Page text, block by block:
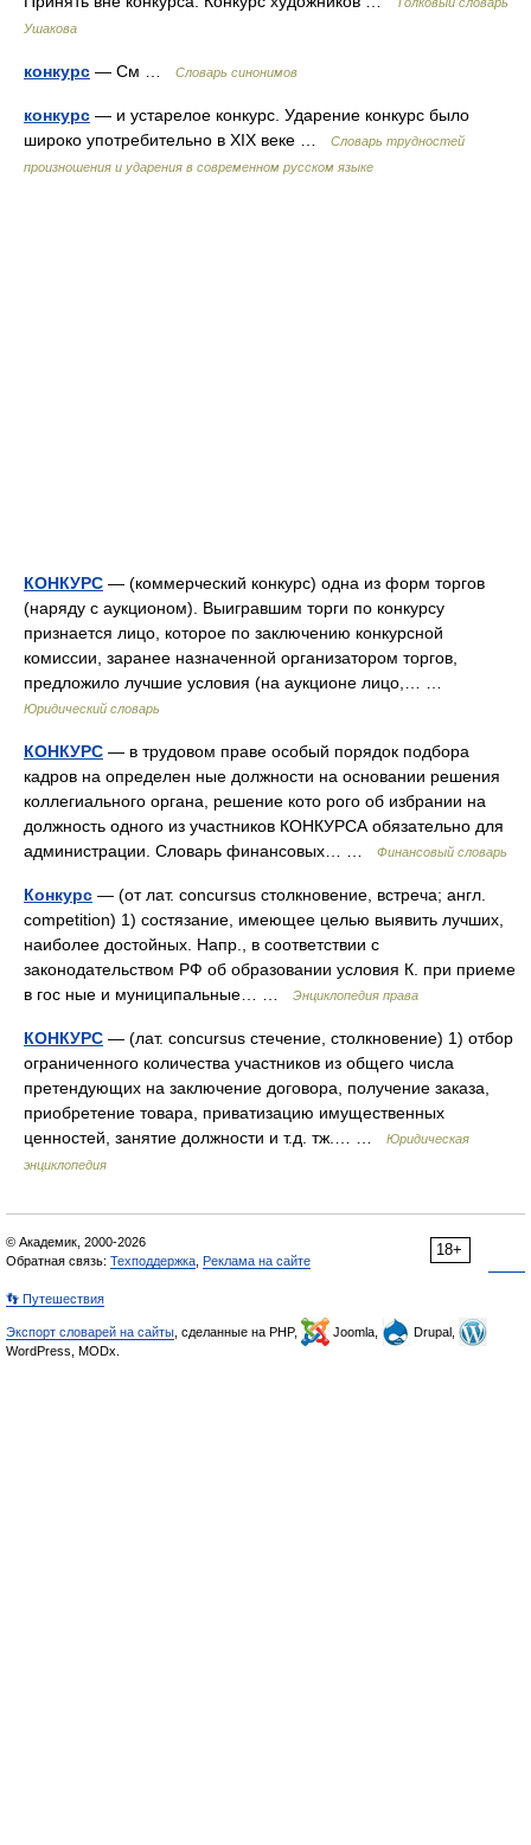
Ушакова
конкурс — См … Словарь синонимов
конкурс — и устарелое конкурс. Ударение конкурс было
широко употребительно в XIX веке …
Словарь трудностей
произношения и ударения в современном русском языке
КОНКУРС — (коммерческий конкурс) одна из форм торгов
(наряду с аукционом). Выигравшим торги по конкурсу
признается лицо, которое по заключению конкурсной
комиссии, заранее назначенной организатором торгов,
предложило лучшие условия (на аукционе лицо,… …
Юридический словарь
КОНКУРС — в трудовом праве особый порядок подбора
кадров на определен ные должности на основании решения
коллегиального органа, решение кото рого об избрании на
должность одного из участников КОНКУРСА обязательно для
администрации. Словарь финансовых… …
Финансовый словарь
Конкурс — (от лат. concursus столкновение, встреча; англ.
competition) 1) состязание, имеющее целью выявить лучших,
наиболее достойных. Напр., в соответствии с
законодательством РФ об образовании условия К. при приеме
в гос ные и муниципальные… …
Энциклопедия права
КОНКУРС — (лат. concursus стечение, столкновение) 1) отбор
ограниченного количества участников из общего числа
претендующих на заключение договора, получение заказа,
приобретение товара, приватизацию имущественных
ценностей, занятие должности и т.д. тж.… …
Юридическая
энциклопедия
18+
© Академик, 2000-2026
Обратная связь: Техподдержка Реклама на сайте
👣 Путешествия
Экспорт словарей на сайты , сделанные на PHP, Joomla,
Drupal,
WordPress, MODx.